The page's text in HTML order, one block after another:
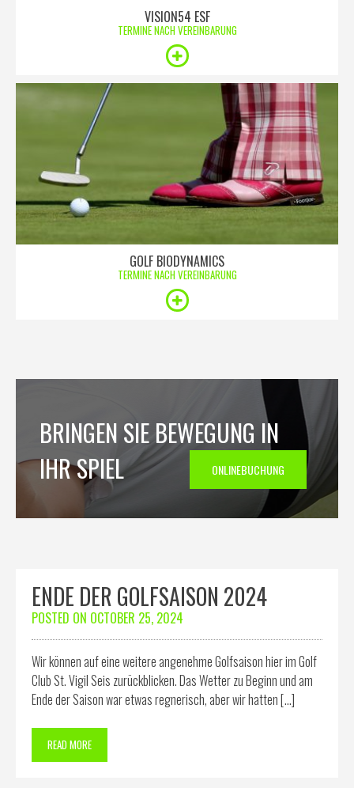
VISION54 ESF
TERMINE NACH VEREINBARUNG
GOLF BIODYNAMICS
TERMINE NACH VEREINBARUNG
BRINGEN SIE BEWEGUNG IN
IHR SPIEL
ONLINEBUCHUNG
ENDE DER GOLFSAISON 2024
POSTED ON OCTOBER 25, 2024
Wir können auf eine weitere angenehme Golfsaison hier im Golf
Club St. Vigil Seis zurückblicken. Das Wetter zu Beginn und am
Ende der Saison war etwas regnerisch, aber wir hatten […]
READ MORE